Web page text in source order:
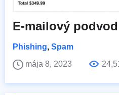
E-mailový
Phishing, Spam
mája 8, 2023